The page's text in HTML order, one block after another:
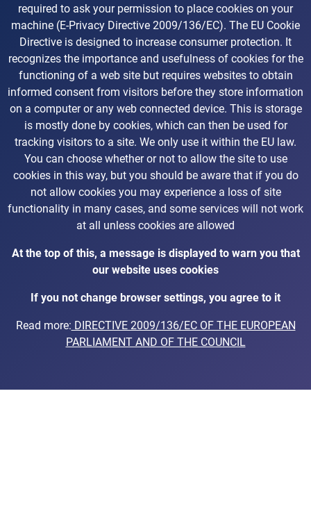
required to ask your permission to place cookies on your
machine (E-Privacy Directive 2009/136/EC). The EU Cookie
Directive is designed to increase consumer protection. It
recognizes the importance and usefulness of cookies for the
functioning of a web site but requires websites to obtain
informed consent from visitors before they store information
on a computer or any web connected device. This is storage
is mostly done by cookies, which can then be used for
tracking visitors to a site. We only use it within the EU law.
You can choose whether or not to allow the site to use
cookies in this way, but you should be aware that if you do
not allow cookies you may experience a loss of site
functionality in many cases, and some services will not work
at all unless cookies are allowed
At the top of this, a message is displayed to warn you that
our website uses cookies
If you not change browser settings, you agree to it
Read more: DIRECTIVE 2009/136/EC OF THE EUROPEAN
PARLIAMENT AND OF THE COUNCIL